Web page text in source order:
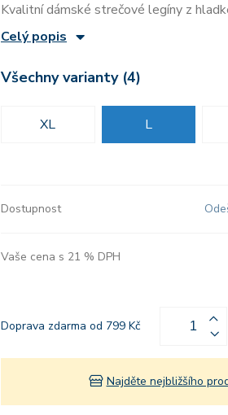
Kvalitní dámské strečové legíny z
Celý popis
Všechny varianty (4)
XL L
Dostupnost
Vaše cena s 21 % DPH
Doprava zdarma od 799 Kč
Najděte nejbližšího